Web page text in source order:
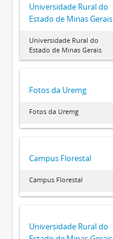
Universidade Rural do
Estado de Minas Gerais
Universidade Rural do
Estado de Minas Gerais
Fotos da Uremg
Fotos da Uremg
Campus Florestal
Campus Florestal
Universidade Rural do